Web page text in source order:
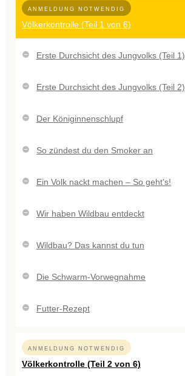
ANMELDUNG NOTWENDIG
Völkerkontrolle (Teil 1 von 6)
Erste Durchsicht des Jungvolks (Teil 1)
Erste Durchsicht des Jungvolks (Teil 2)
Der Königinnenschlupf
So zündest du den Smoker an
Ein Volk nackt machen – So geht's!
Wir haben Wildbau entdeckt
Wildbau? Das kannst du tun
Die Schwarm-Vorwegnahme
Futter-Rezept
ANMELDUNG NOTWENDIG
Völkerkontrolle (Teil 2 von 6)